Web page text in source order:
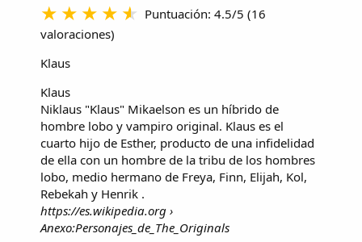
Puntuación: 4.5/5 (16
valoraciones)
Klaus
Klaus
Niklaus "Klaus" Mikaelson es un híbrido de
hombre lobo y vampiro original. Klaus es el
cuarto hijo de Esther, producto de una infidelidad
de ella con un hombre de la tribu de los hombres
lobo, medio hermano de Freya, Finn, Elijah, Kol,
Rebekah y Henrik .
https://es.wikipedia.org ›
Anexo:Personajes_de_The_Originals